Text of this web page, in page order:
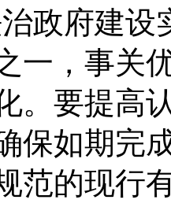
政府建设
一，事关
。要提高
保如期完
范的现行